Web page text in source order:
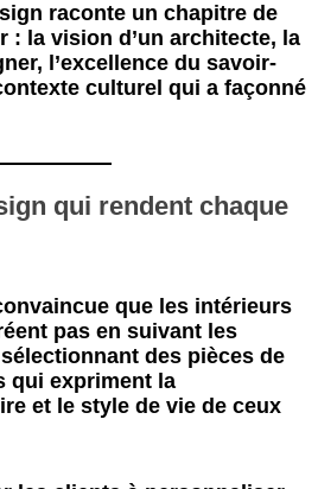
raconte un chapitre de
: la vision d’un architecte, la
l’excellence du savoir-
culturel qui a façonné
qui rendent chaque
que les intérieurs
pas en suivant les
des pièces de
qui expriment la
et le style de vie de ceux